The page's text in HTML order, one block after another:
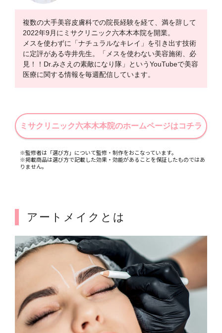
複数の大手美容皮膚科での院長経験を経て、満を辞して
2022年9月にミサクリニック六本木本院を開業。
メスを使わずに「ナチュラルなキレイ」を引き出す技術
に定評がある寺井先生。「メスを使わない美容施術、必
見！！Dr.みさえの素敵になり隊」というYouTubeで美容
医療に関する情報を毎週配信しています。
ミサクリニック六本木本院のホームページはコチラ
※監修者は「選び方」について監修・制作をおこなっています。
※掲載商品は選び方で記載した効果・効能があることを保証したものではあ
りません。
アートメイクとは